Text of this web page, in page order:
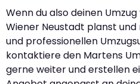
Wenn du also deinen
Wiener Neustadt planst
und professionellen
kontaktiere den Martens
gerne weiter und erstellen